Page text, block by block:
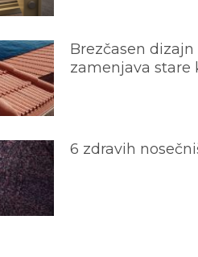
Brezčasen
zamenjava stare
6 zdravih